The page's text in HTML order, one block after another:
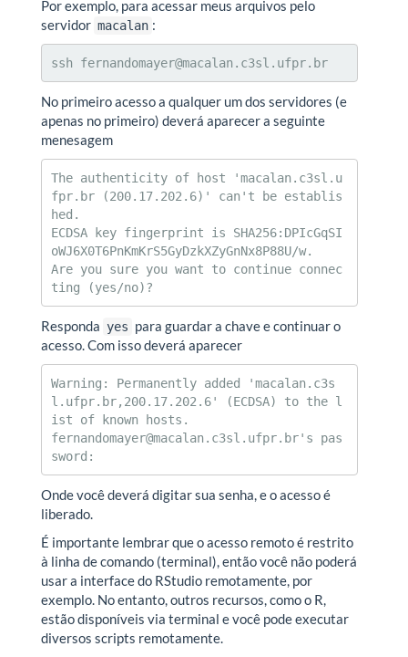
Por exemplo, para acessar meus arquivos pelo
servidor macalan :
ssh fernandomayer@macalan.c3sl.ufpr.br
No primeiro acesso a qualquer um dos servidores (e
apenas no primeiro) deverá aparecer a seguinte
menesagem
The authenticity of host 'macalan.c3sl.u
fpr.br (200.17.202.6)' can't be establis
hed.
ECDSA key fingerprint is SHA256:DPIcGqSI
oWJ6X0T6PnKmKrS5GyDzkXZyGnNx8P88U/w.
Are you sure you want to continue connec
ting (yes/no)?
Responda yes para guardar a chave e continuar o
acesso. Com isso deverá aparecer
Warning: Permanently added 'macalan.c3s
l.ufpr.br,200.17.202.6' (ECDSA) to the l
ist of known hosts.
fernandomayer@macalan.c3sl.ufpr.br's pas
sword:
Onde você deverá digitar sua senha, e o acesso é
liberado.
É importante lembrar que o acesso remoto é restrito
à linha de comando (terminal), então você não poderá
usar a interface do RStudio remotamente, por
exemplo. No entanto, outros recursos, como o R,
estão disponíveis via terminal e você pode executar
diversos scripts remotamente.